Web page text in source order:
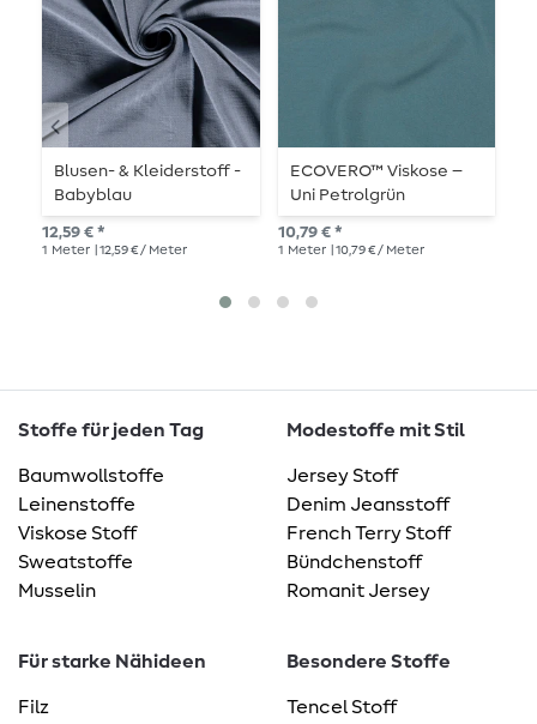
Blusen- & Kleiderstoff -
Babyblau
12,59 € *
1 Meter | 12,59 € / Meter
ECOVERO™ Viskose –
Uni Petrolgrün
10,79 € *
1 Meter | 10,79 € / Meter
Stoffe für jeden Tag
Baumwollstoffe
Leinenstoffe
Viskose Stoff
Sweatstoffe
Musselin
Modestoffe mit Stil
Jersey Stoff
Denim Jeansstoff
French Terry Stoff
Bündchenstoff
Romanit Jersey
Für starke Nähideen
Filz
Besondere Stoffe
Tencel Stoff